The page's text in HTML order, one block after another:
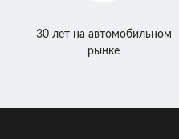
30 лет на автомобильном
рынке